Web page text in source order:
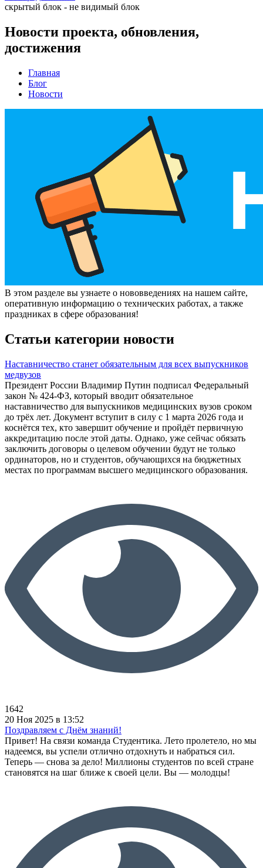
скрытый блок - не видимый блок
Новости проекта, обновления,
достижения
Главная
Блог
Новости
В этом разделе вы узнаете о нововведениях на нашем сайте,
оперативную информацию о технических работах, а также
праздниках в сфере образования!
Статьи категории новости
Наставничество станет обязательным для всех выпускников
медвузов
Президент России Владимир Путин подписал Федеральный
закон № 424-ФЗ, который вводит обязательное
наставничество для выпускников медицинских вузов сроком
до трёх лет. Документ вступит в силу с 1 марта 2026 года и
коснётся тех, кто завершит обучение и пройдёт первичную
аккредитацию после этой даты. Однако, уже сейчас обязать
заключить договоры о целевом обучении будут не только
ординаторов, но и студентов, обучающихся на бюджетных
местах по программам высшего медицинского образования.
1642
20 Ноя 2025 в 13:52
Поздравляем с Днём знаний!
Привет! На связи команда Студентика. Лето пролетело, но мы
надеемся, вы успели отлично отдохнуть и набраться сил.
Теперь — снова за дело! Миллионы студентов по всей стране
становятся на шаг ближе к своей цели. Вы — молодцы!